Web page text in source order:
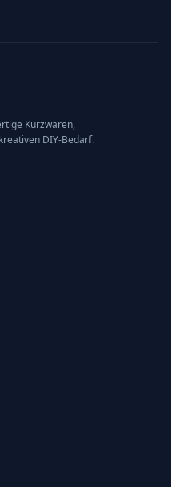
Kurzwaren,
DIY-Bedarf.